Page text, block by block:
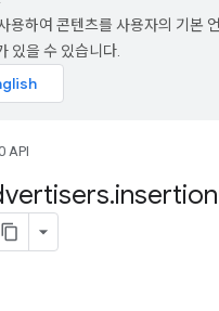
용하여 콘텐츠를 사용자의 기본
있을 수 있습니다.
API
.insertion